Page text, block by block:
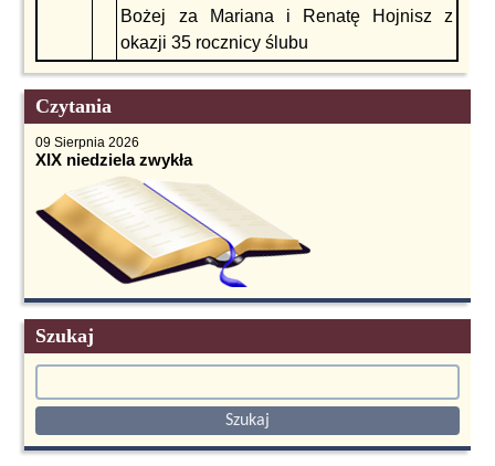
Bożej za Mariana i Renatę Hojnisz z
okazji 35 rocznicy ślubu
Czytania
09 Sierpnia 2026
XIX niedziela zwykła
Szukaj